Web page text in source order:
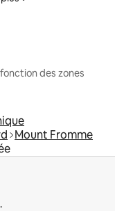
des zones
Mount Fromme